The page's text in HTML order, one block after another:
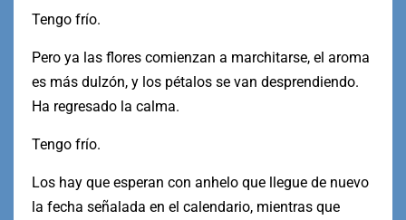
Tengo frío.
Pero ya las flores comienzan a marchitarse, el aroma
es más dulzón, y los pétalos se van desprendiendo.
Ha regresado la calma.
Tengo frío.
Los hay que esperan con anhelo que llegue de nuevo
la fecha señalada en el calendario, mientras que